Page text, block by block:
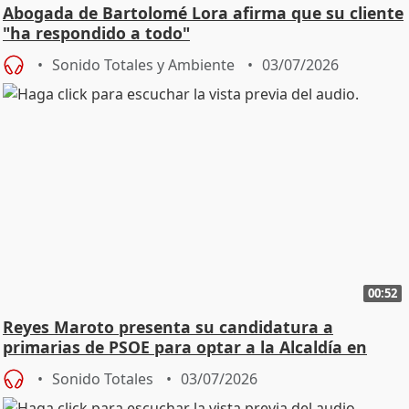
Abogada de Bartolomé Lora afirma que su cliente
"ha respondido a todo"
Sonido Totales y Ambiente 03/07/2026
00:52
Reyes Maroto presenta su candidatura a
primarias de PSOE para optar a la Alcaldía en
2027
Sonido Totales 03/07/2026